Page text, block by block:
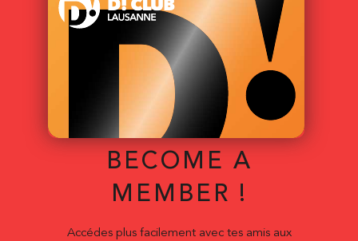
BECOME A
MEMBER !
Accédes plus facilement avec tes amis aux